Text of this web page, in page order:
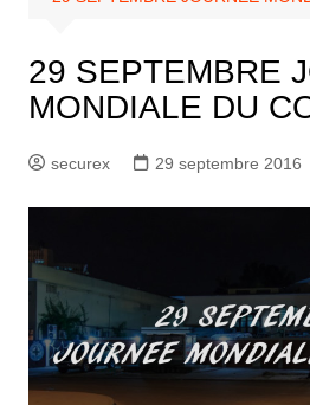
29 SEPTEMBRE
MONDIALE DU
securex 29 septembre 2016